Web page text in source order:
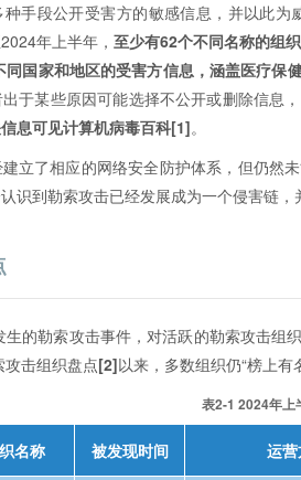
手段公开受害方的敏感信息，并以此
年上半年， 至少有62个不同名称的组
国家和地区的受害方信息，涵盖医疗
于某些原因可能选择不公开或删除信息
息可见计算机病毒百科[1]。
立了相应的网络安全防护体系，但仍然
识到勒索攻击已经发展成为一个侵害链
生的勒索攻击事件，对活跃的勒索攻击
击组织盘点[2]以来，多数组织仍“榜上
表2-1 2024年上
名称 被发现时间 运营